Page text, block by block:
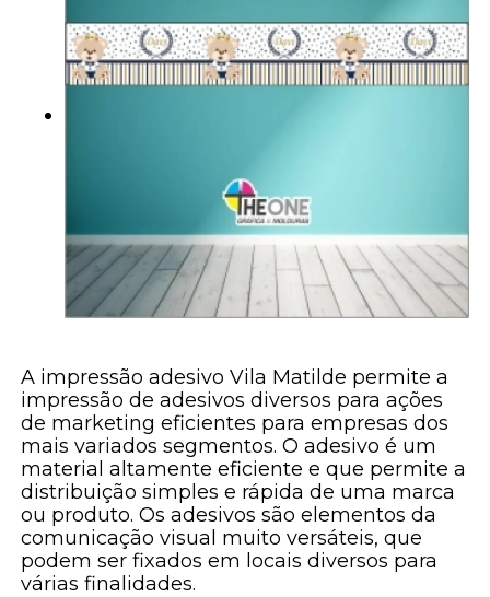
A impressão adesivo Vila Matilde permite a
impressão de adesivos diversos para ações
de marketing eficientes para empresas dos
mais variados segmentos. O adesivo é um
material altamente eficiente e que permite a
distribuição simples e rápida de uma marca
ou produto. Os adesivos são elementos da
comunicação visual muito versáteis, que
podem ser fixados em locais diversos para
várias finalidades.